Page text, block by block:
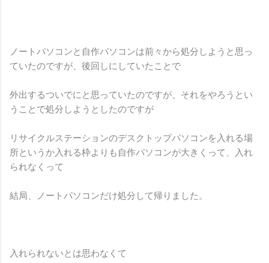
ノートパソコンと自作パソコンは前々から処分しようと思っ
ていたのですが、後回しにしていたことで
外出するついでにと思っていたのですが、それをやろうとい
うことで処分しようとしたのですが
リサイクルステーションのデスクトップパソコンを入れる場
所というか入れる枠よりも自作パソコンが大きくって、入れ
られなくって
結局、ノートパソコンだけ処分して帰りました。
入れられないとは思わなくて